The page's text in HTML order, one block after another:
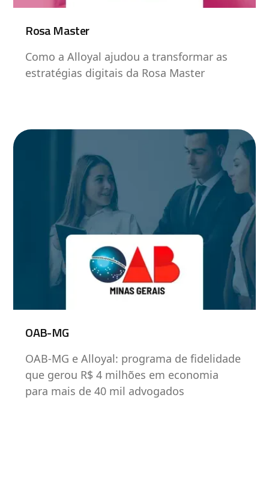
Rosa Master
Como a Alloyal ajudou a transformar as
estratégias digitais da Rosa Master
OAB-MG
OAB-MG e Alloyal: programa de fidelidade
que gerou R$ 4 milhões em economia
para mais de 40 mil advogados